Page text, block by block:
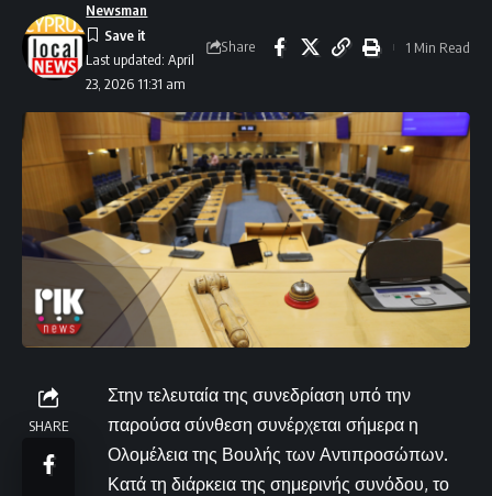
Last updated: April
23, 2026 11:31 am
Newsman
Share 1 Min Read
SHARE
Στην τελευταία της συνεδρίαση υπό την
παρούσα σύνθεση συνέρχεται σήμερα η
Ολομέλεια της Βουλής των Αντιπροσώπων.
Κατά τη διάρκεια της σημερινής συνόδου, το